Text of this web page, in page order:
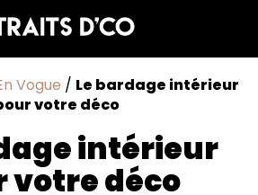
Vogue / Le bardage intérieur
votre déco
intérieur
votre déco